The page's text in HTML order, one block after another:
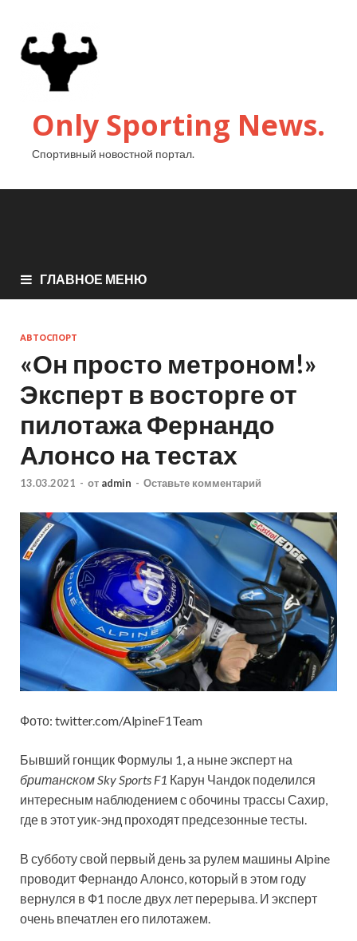
Only Sporting News.
Спортивный новостной портал.
ГЛАВНОЕ МЕНЮ
АВТОСПОРТ
«Он просто метроном!»
Эксперт в восторге от
пилотажа Фернандо
Алонсо на тестах
13.03.2021 - от admin - Оставьте комментарий
Фото: twitter.com/AlpineF1Team
Бывший гонщик Формулы 1, а ныне эксперт на
британском Sky Sports F1 Карун Чандок поделился
интересным наблюдением с обочины трассы Сахир,
где в этот уик-энд проходят предсезонные тесты.
В субботу свой первый день за рулем машины Alpine
проводит Фернандо Алонсо, который в этом году
вернулся в Ф1 после двух лет перерыва. И эксперт
очень впечатлен его пилотажем.